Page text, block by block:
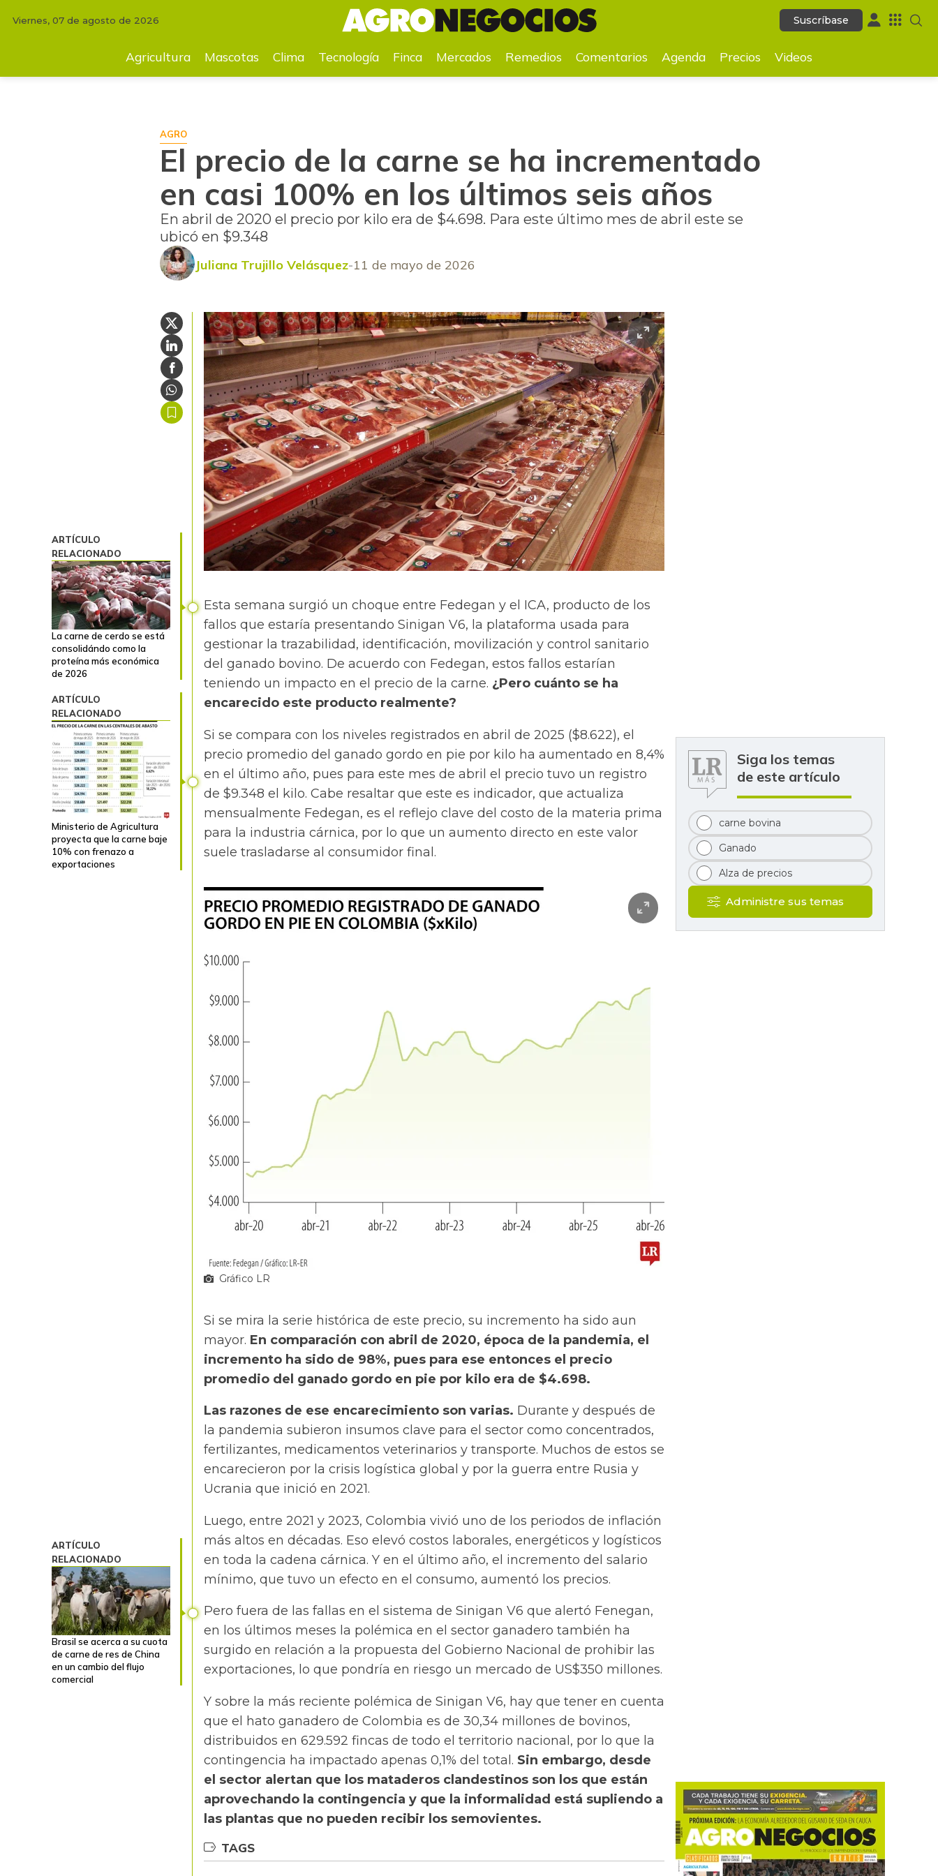
Suscríbase
El precio de la carne se ha incrementado en casi 100% en los últimos seis años
Viernes, 07 de agosto de 2026 Suscríbase
Agricultura Mascotas Clima Tecnología Finca Mercados Remedios Comentarios Agenda Precios Videos
AGRO
El precio de la carne se ha incrementado
en casi 100% en los últimos seis años
En abril de 2020 el precio por kilo era de $4.698. Para este último mes de abril este se
ubicó en $9.348
Juliana Trujillo Velásquez 11 de mayo de 2026
ARTÍCULO
RELACIONADO
La carne de cerdo se está
consolidándo como la
proteína más económica
de 2026
Esta semana surgió un choque entre Fedegan y el ICA, producto de los
fallos que estaría presentando Sinigan V6, la plataforma usada para
gestionar la trazabilidad, identificación, movilización y control sanitario
del ganado bovino. De acuerdo con Fedegan, estos fallos estarían
teniendo un impacto en el precio de la carne. ¿Pero cuánto se ha
encarecido este producto realmente?
ARTÍCULO
RELACIONADO
Ministerio de Agricultura
proyecta que la carne baje
10% con frenazo a
exportaciones
Si se compara con los niveles registrados en abril de 2025 ($8.622), el
precio promedio del ganado gordo en pie por kilo ha aumentado en 8,4%
en el último año, pues para este mes de abril el precio tuvo un registro
de $9.348 el kilo. Cabe resaltar que este es indicador, que actualiza
mensualmente Fedegan, es el reflejo clave del costo de la materia prima
para la industria cárnica, por lo que un aumento directo en este valor
suele trasladarse al consumidor final.
Gráfico LR
Si se mira la serie histórica de este precio, su incremento ha sido aun
mayor. En comparación con abril de 2020, época de la pandemia, el
incremento ha sido de 98%, pues para ese entonces el precio
promedio del ganado gordo en pie por kilo era de $4.698.
Las razones de ese encarecimiento son varias. Durante y después de
la pandemia subieron insumos clave para el sector como concentrados,
fertilizantes, medicamentos veterinarios y transporte. Muchos de estos se
encarecieron por la crisis logística global y por la guerra entre Rusia y
Ucrania que inició en 2021.
Luego, entre 2021 y 2023, Colombia vivió uno de los periodos de inflación
más altos en décadas. Eso elevó costos laborales, energéticos y logísticos
en toda la cadena cárnica. Y en el último año, el incremento del salario
mínimo, que tuvo un efecto en el consumo, aumentó los precios.
ARTÍCULO
RELACIONADO
Brasil se acerca a su cuota
de carne de res de China
en un cambio del flujo
comercial
Pero fuera de las fallas en el sistema de Sinigan V6 que alertó Fenegan,
en los últimos meses la polémica en el sector ganadero también ha
surgido en relación a la propuesta del Gobierno Nacional de prohibir las
exportaciones, lo que pondría en riesgo un mercado de US$350 millones.
Y sobre la más reciente polémica de Sinigan V6, hay que tener en cuenta
que el hato ganadero de Colombia es de 30,34 millones de bovinos,
distribuidos en 629.592 fincas de todo el territorio nacional, por lo que la
contingencia ha impactado apenas 0,1% del total. Sin embargo, desde
el sector alertan que los mataderos clandestinos son los que están
aprovechando la contingencia y que la informalidad está supliendo a
las plantas que no pueden recibir los semovientes.
TAGS
Siga los temas
de este artículo
carne bovina
Ganado
Alza de precios
Administre sus temas